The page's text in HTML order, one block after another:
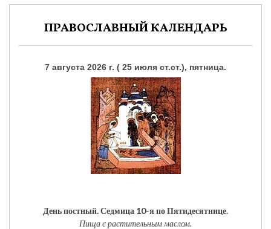
ПРАВОСЛАВНЫЙ КАЛЕНДАРЬ
7 августа 2026 г. ( 25 июля ст.ст.), пятница.
День постный.Седмица 10-я по Пятидесятнице.
Пища с растительным маслом.